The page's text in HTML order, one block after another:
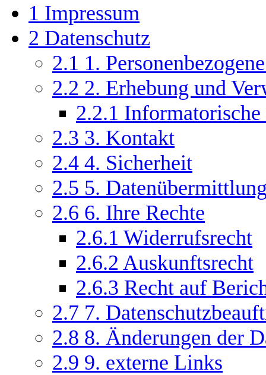
1 Impressum
2 Datenschutz
2.1 1.
2.2 2. Erhebung und
2.2.1 Informatorische
2.3 3. Kontakt
2.4 4. Sicherheit
2.5 5.
2.6 6. Ihre Rechte
2.6.1 Widerrufsrecht
2.6.2 Auskunftsrecht
2.6.3 Recht auf
2.7 7.
2.8 8. Änderungen der
2.9 9. externe Links